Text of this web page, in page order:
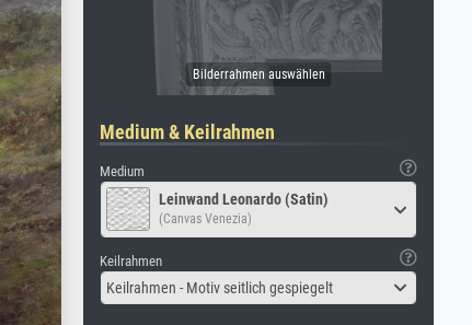
Medium & Keilrahmen
Medium
Leinwand Leonardo (Satin)
(Canvas Venezia)
Keilrahmen
Keilrahmen - Motiv seitlich gespiegelt